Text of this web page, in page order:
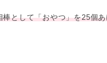
棒として「おやつ」を25個